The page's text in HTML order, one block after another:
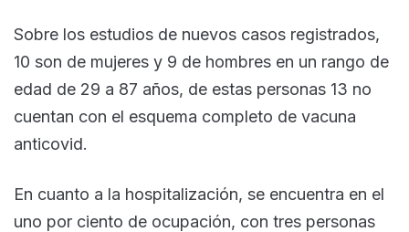
Sobre los estudios de nuevos casos registrados,
10 son de mujeres y 9 de hombres en un rango de
edad de 29 a 87 años, de estas personas 13 no
cuentan con el esquema completo de vacuna
anticovid.
En cuanto a la hospitalización, se encuentra en el
uno por ciento de ocupación, con tres personas